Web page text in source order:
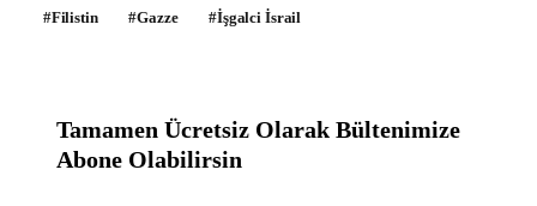
#Filistin #Gazze #İşgalci İsrail
Tamamen Ücretsiz Olarak Bültenimize
Abone Olabilirsin